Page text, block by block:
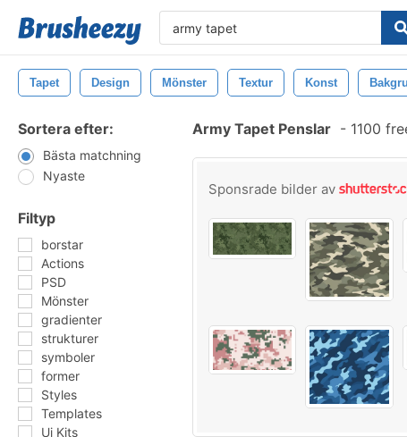
Tapet Design Mönster Textur Konst
Sortera efter:
Bästa matchning
Nyaste
Filtyp
borstar
Actions
PSD
Mönster
gradienter
strukturer
symboler
former
Styles
Templates
Ui Kits
Army Tapet Penslar - 1100
Sponsrade bilder av